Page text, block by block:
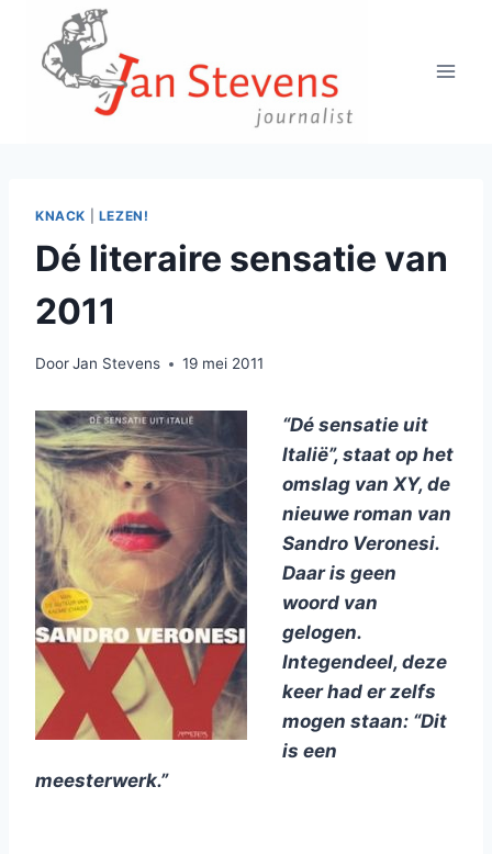
Doorgaan
inhoud
KNACK LEZEN!
Dé literaire sensatie van
2011
DoorJan Stevens 19 mei 2011
“Dé sensatie uit
Italië”, staat op het
omslag van XY, de
nieuwe roman van
Sandro Veronesi.
Daar is geen
woord van
gelogen.
Integendeel, deze
keer had er zelfs
mogen staan: “Dit
is een
meesterwerk.”